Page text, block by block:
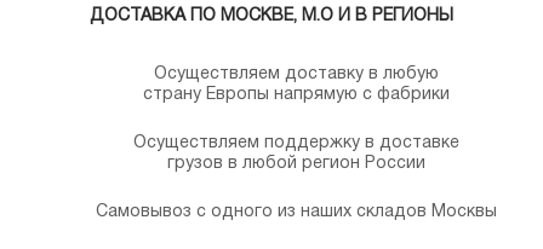
ДОСТАВКА ПО МОСКВЕ, М.О И В РЕГИОНЫ
Осуществляем доставку в любую
страну Европы напрямую с фабрики
Осуществляем поддержку в доставке
грузов в любой регион России
Самовывоз с одного из наших складов Москвы